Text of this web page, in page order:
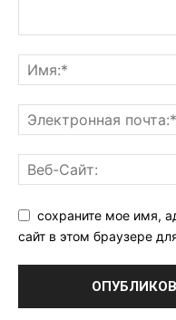
сохраните мое имя,
сайт в этом браузере